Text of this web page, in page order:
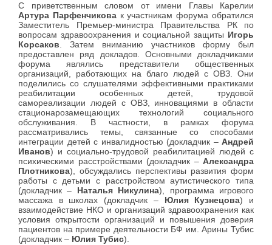
С приветственным словом от имени Главы Карелии
Артура Парфенчиковак участникам форума обратился
Заместитель Премьер-министра Правительства РК по
вопросам здравоохранения и социальной защиты Игорь
Корсаков. Затем вниманию участников форму был
предоставлен ряд докладов. Основными докладчиками
форума являлись представители общественных
организаций, работающих на благо людей с ОВЗ. Они
поделились со слушателями эффективными практиками
реабилитации особенных детей, трудовой
самореализации людей с ОВЗ, инновациями в области
стационарозамещающих технологий социального
обслуживания. В частности, в рамках форума
рассматривались темы, связанные со способами
интеграции детей с инвалидностью (докладчик – Андрей
Иванов) и социально-трудовой реабилитацией людей с
психическими расстройствами (докладчик – Александра
Плотникова), обсуждались перспективы развития форм
работы с детьми с расстройством аутистического типа
(докладчик – Наталья Никулина), программа игрового
массажа в школах (докладчик – Юлия Кузнецова) и
взаимодействие НКО и организаций здравоохранения как
условия открытости организаций и повышения доверия
пациентов на примере деятельности БФ им. Арины Тубис
(докладчик – Юлия Тубис).